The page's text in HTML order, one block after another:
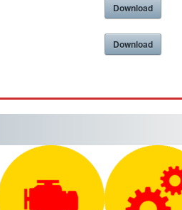
Download
Download